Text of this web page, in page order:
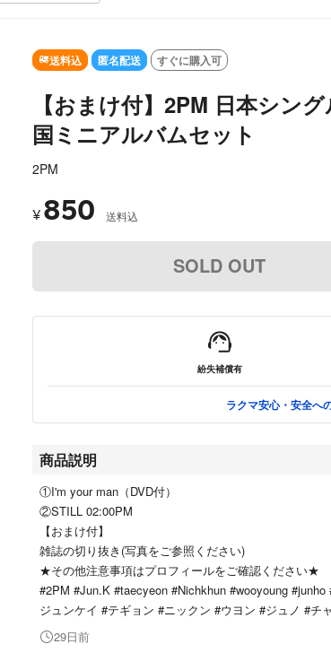
SOLD OUT送料込 匿名配送 すぐに購入可
【おまけ付】2PM 日本シン
国ミニアルバムセット
2PM
¥ 850 送料込
SOLD OUT
紛失補償有
ラクマ安心・安全へ
商品説明
①I'm your man（DVD付）
②STILL 02:00PM
【おまけ付】
雑誌の切り抜き(写真をご参照ください)
★その他注意事項はプロフィールをご確認ください★
#2PM #Jun.K #taecyeon #Nichkhun #wooyoung #junho
ジュンケイ #テギョン #ニックン #ウヨン #ジュノ #チ
29日前